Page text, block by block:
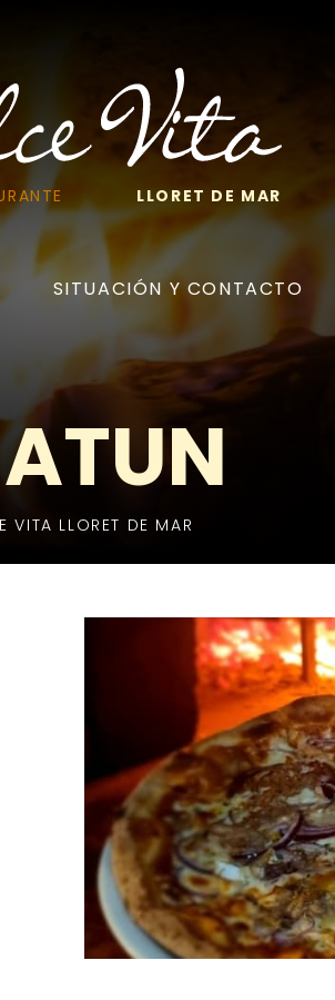
LLORET DE MAR
SITUACIÓN Y CONTACTO
VITA LLORET DE MAR